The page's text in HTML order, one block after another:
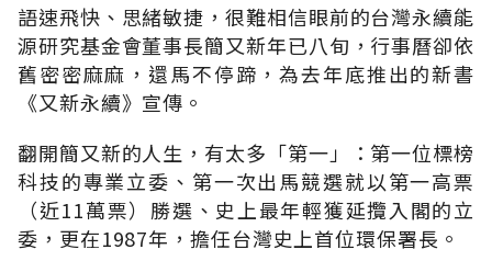
語速飛快、思緒敏捷，很難相信眼前的台灣永續能
源研究基金會董事長簡又新年已八旬，行事曆卻依
舊密密麻麻，還馬不停蹄，為去年底推出的新書
《又新永續》宣傳。
翻開簡又新的人生，有太多「第一」：第一位標榜
科技的專業立委、第一次出馬競選就以第一高票
（近11萬票）勝選、史上最年輕獲延攬入閣的立
委，更在1987年，擔任台灣史上首位環保署長。